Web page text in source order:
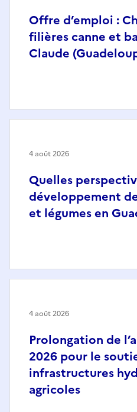
Offre d’emploi :
filières canne et
Claude
Quelles
développement
et légumes en
4 août 2026
Prolongation de
2026 pour le
infrastructures
agricoles
4 août 2026